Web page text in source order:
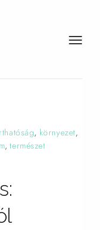
t
, környezet,
,természet